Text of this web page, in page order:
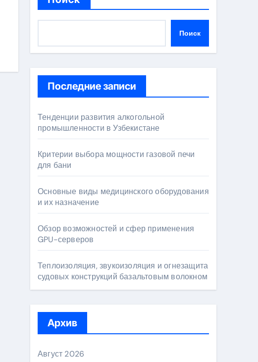
Поиск
Последние записи
Тенденции развития алкогольной
промышленности в Узбекистане
Критерии выбора мощности газовой печи
для бани
Основные виды медицинского оборудования
и их назначение
Обзор возможностей и сфер применения
GPU-серверов
Теплоизоляция, звукоизоляция и огнезащита
судовых конструкций базальтовым волокном
Архив
Август 2026